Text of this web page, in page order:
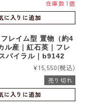
在庫数 1個
に入りに追加
レイム型 置物（約4
ル産｜紅石英｜フレ
パイラル｜b9142
¥15,550(税込)
売り切れ
に入りに追加